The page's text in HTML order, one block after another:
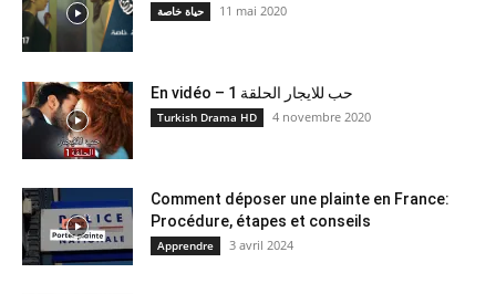
حياة خاصة 11 mai 2020
En vidéo – حب للايجار الحلقة 1
Turkish Drama HD 4 novembre 2020
Comment déposer une plainte en France:
Procédure, étapes et conseils
Apprendre 3 avril 2024